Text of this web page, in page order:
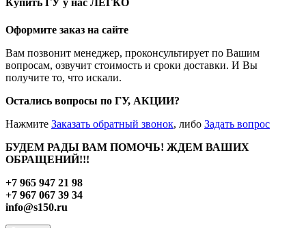
Купить ГУ у нас ЛЕГКО
Оформите заказ на сайте
Вам позвонит менеджер, проконсультирует по Вашим
вопросам, озвучит стоимость и сроки доставки. И Вы
получите то, что искали.
Остались вопросы по ГУ, АКЦИИ?
Нажмите Заказать обратный звонок, либо Задать вопрос
БУДЕМ РАДЫ ВАМ ПОМОЧЬ! ЖДЕМ ВАШИХ
ОБРАЩЕНИЙ!!!
+7 965 947 21 98
+7 967 067 39 34
info@s150.ru